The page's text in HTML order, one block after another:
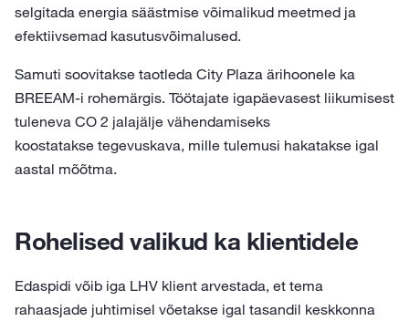
selgitada energia säästmise võimalikud meetmed ja
efektiivsemad kasutusvõimalused.
Samuti soovitakse taotleda City Plaza ärihoonele ka
BREEAM-i rohemärgis. Töötajate igapäevasest liikumisest
tuleneva CO 2 jalajälje vähendamiseks
koostatakse tegevuskava, mille tulemusi hakatakse igal
aastal mõõtma.
Rohelised valikud ka klientidele
Edaspidi võib iga LHV klient arvestada, et tema
rahaasjade juhtimisel võetakse igal tasandil keskkonna